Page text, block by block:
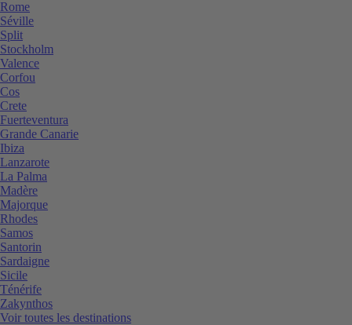
Rome
Séville
Split
Stockholm
Valence
Corfou
Cos
Crete
Fuerteventura
Grande Canarie
Ibiza
Lanzarote
La Palma
Madère
Majorque
Rhodes
Samos
Santorin
Sardaigne
Sicile
Ténérife
Zakynthos
Voir toutes les destinations